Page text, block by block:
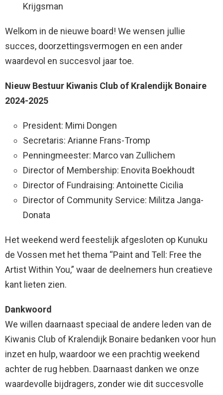
Krijgsman
Welkom in de nieuwe board! We wensen jullie
succes, doorzettingsvermogen en een ander
waardevol en succesvol jaar toe.
Nieuw Bestuur Kiwanis Club of Kralendijk Bonaire
2024-2025
President: Mimi Dongen
Secretaris: Arianne Frans-Tromp
Penningmeester: Marco van Zullichem
Director of Membership: Enovita Boekhoudt
Director of Fundraising: Antoinette Cicilia
Director of Community Service: Militza Janga-
Donata
Het weekend werd feestelijk afgesloten op Kunuku
de Vossen met het thema “Paint and Tell: Free the
Artist Within You,” waar de deelnemers hun creatieve
kant lieten zien.
Dankwoord
We willen daarnaast speciaal de andere leden van de
Kiwanis Club of Kralendijk Bonaire bedanken voor hun
inzet en hulp, waardoor we een prachtig weekend
achter de rug hebben. Daarnaast danken we onze
waardevolle bijdragers, zonder wie dit succesvolle